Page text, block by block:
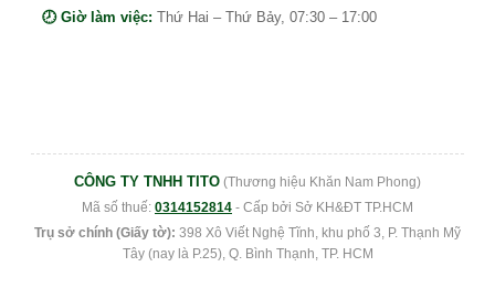
🕗 Giờ làm việc: Thứ Hai – Thứ Bảy, 07:30 – 17:00
CÔNG TY TNHH TITO (Thương hiệu Khăn Nam Phong)
Mã số thuế: 0314152814 - Cấp bởi Sở KH&ĐT TP.HCM
Trụ sở chính (Giấy tờ): 398 Xô Viết Nghệ Tĩnh, khu phố 3, P. Thạnh Mỹ
Tây (nay là P.25), Q. Bình Thạnh, TP. HCM